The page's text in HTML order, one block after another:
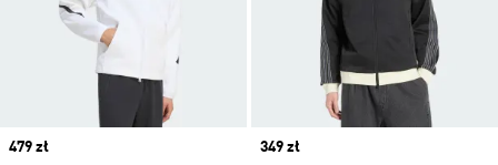
Price
479 zł
Price
349 zł